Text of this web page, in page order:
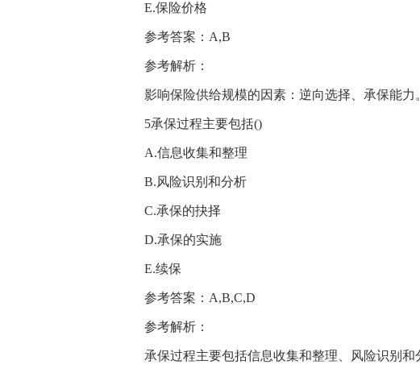
E.保险价格
参考答案：A,B
参考解析：
影响保险供给规模的因素：逆向选择、承保能力
5承保过程主要包括()
A.信息收集和整理
B.风险识别和分析
C.承保的抉择
D.承保的实施
E.续保
参考答案：A,B,C,D
参考解析：
承保过程主要包括信息收集和整理、风险识别和